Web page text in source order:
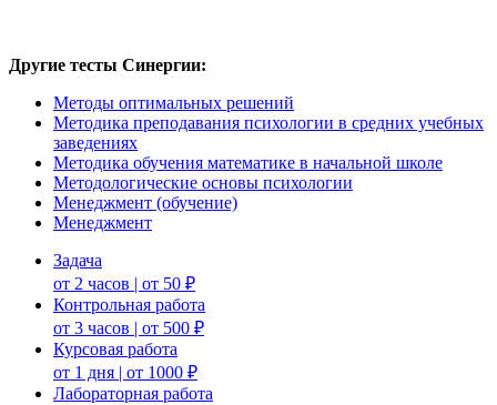
Другие тесты Синергии:
Методы оптимальных решений
Методика преподавания психологии в средних учебных
заведениях
Методика обучения математике в начальной школе
Методологические основы психологии
Менеджмент (обучение)
Менеджмент
Задача
от 2 часов | от 50 ₽
Контрольная работа
от 3 часов | от 500 ₽
Курсовая работа
от 1 дня | от 1000 ₽
Лабораторная работа